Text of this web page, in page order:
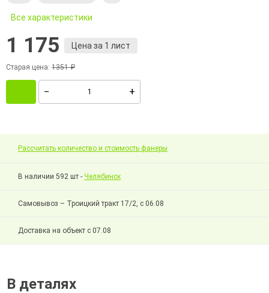
Все характеристики
1 175 Цена за 1 лист
Старая цена: 1351 ₽
Рассчитать количество и стоимость фанеры
В наличии 592 шт - Челябинск
Самовывоз – Троицкий тракт 17/2, с 06.08
Доставка на объект с 07.08
В деталях